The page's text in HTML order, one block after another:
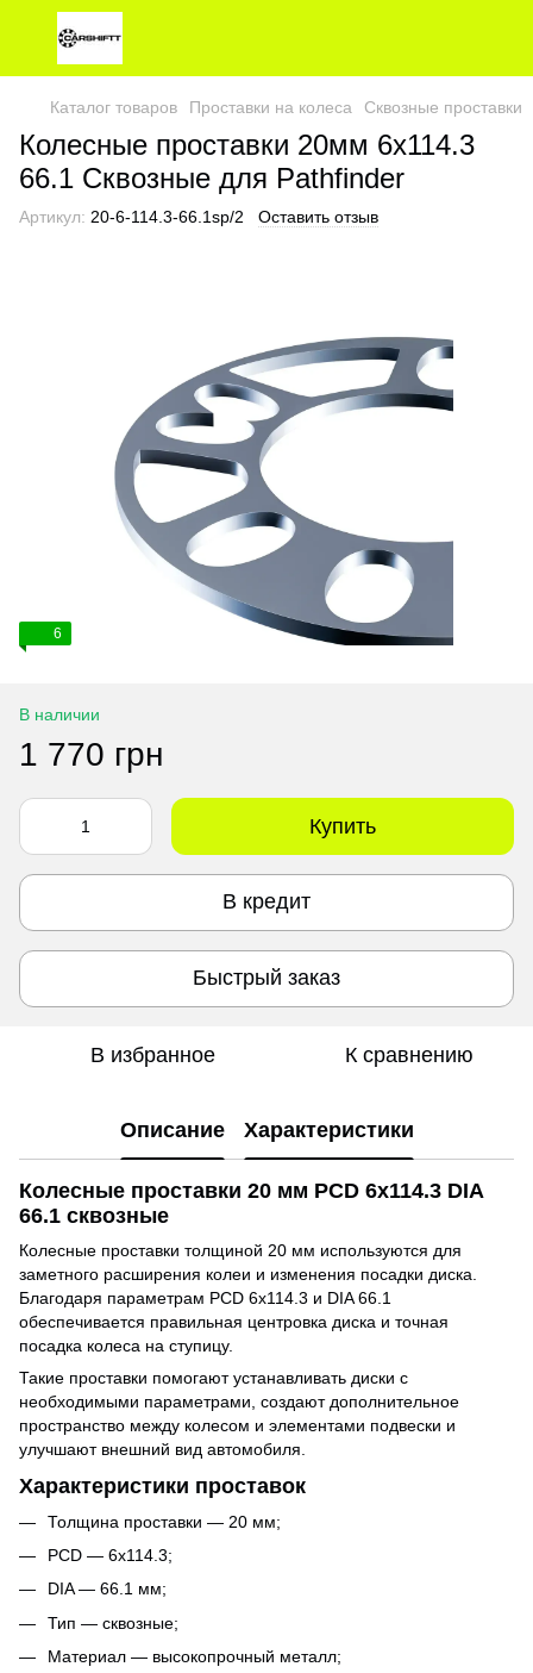
Каталог товаров Проставки на колеса Сквозные проставки
Колесные проставки 20мм 6х114.3
66.1 Сквозные для Pathfinder
Артикул: 20-6-114.3-66.1sp/2 Оставить отзыв
6
В наличии
1 770 грн
Купить
В кредит
Быстрый заказ
В избранное К сравнению
Описание Характеристики
Колесные проставки 20 мм PCD 6x114.3 DIA
66.1 сквозные
Колесные проставки толщиной 20 мм используются для
заметного расширения колеи и изменения посадки диска.
Благодаря параметрам PCD 6x114.3 и DIA 66.1
обеспечивается правильная центровка диска и точная
посадка колеса на ступицу.
Такие проставки помогают устанавливать диски с
необходимыми параметрами, создают дополнительное
пространство между колесом и элементами подвески и
улучшают внешний вид автомобиля.
Характеристики проставок
Толщина проставки — 20 мм;
PCD — 6x114.3;
DIA — 66.1 мм;
Тип — сквозные;
Материал — высокопрочный металл;